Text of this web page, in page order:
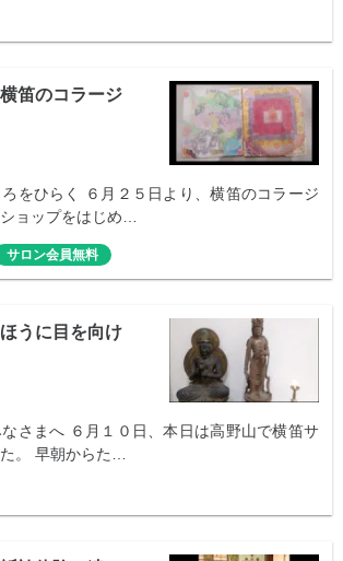
笛のコラージ
をひらく ６月２５日より、横笛のコラージ
ョップをはじめ…
サロン会員無料
うに目を向け
さまへ ６月１０日、本日は高野山で横笛サ
。 早朝からた…